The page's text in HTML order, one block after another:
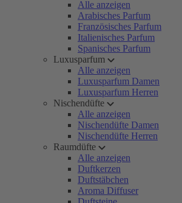
Alle anzeigen
Arabisches Parfum
Französisches Parfum
Italienisches Parfum
Spanisches Parfum
Luxusparfum
Alle anzeigen
Luxusparfum Damen
Luxusparfum Herren
Nischendüfte
Alle anzeigen
Nischendüfte Damen
Nischendüfte Herren
Raumdüfte
Alle anzeigen
Duftkerzen
Duftstäbchen
Aroma Diffuser